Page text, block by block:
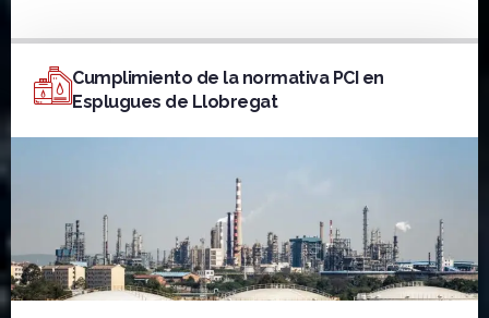
Cumplimiento de la normativa PCI en
Esplugues de Llobregat